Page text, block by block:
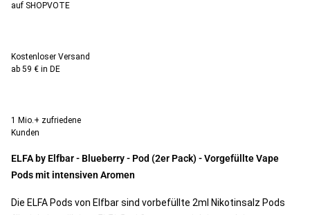
auf SHOPVOTE
Kostenloser Versand
ab 59 € in DE
1 Mio.+ zufriedene
Kunden
ELFA by Elfbar - Blueberry - Pod (2er Pack) - Vorgefüllte Vape
Pods mit intensiven Aromen
Die ELFA Pods von Elfbar sind vorbefüllte 2ml Nikotinsalz Pods